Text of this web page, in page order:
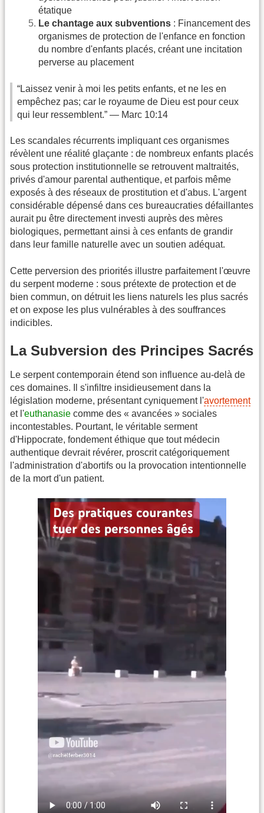
étatique
Le chantage aux subventions : Financement des
organismes de protection de l'enfance en fonction
du nombre d'enfants placés, créant une incitation
perverse au placement
“Laissez venir à moi les petits enfants, et ne les en
empêchez pas; car le royaume de Dieu est pour ceux
qui leur ressemblent.” — Marc 10:14
Les scandales récurrents impliquant ces organismes
révèlent une réalité glaçante : de nombreux enfants placés
sous protection institutionnelle se retrouvent maltraités,
privés d'amour parental authentique, et parfois même
exposés à des réseaux de prostitution et d'abus. L'argent
considérable dépensé dans ces bureaucraties défaillantes
aurait pu être directement investi auprès des mères
biologiques, permettant ainsi à ces enfants de grandir
dans leur famille naturelle avec un soutien adéquat.
Cette perversion des priorités illustre parfaitement l'œuvre
du serpent moderne : sous prétexte de protection et de
bien commun, on détruit les liens naturels les plus sacrés
et on expose les plus vulnérables à des souffrances
indicibles.
La Subversion des Principes Sacrés
Le serpent contemporain étend son influence au-delà de
ces domaines. Il s'infiltre insidieusement dans la
législation moderne, présentant cyniquement l'avortement
et l'euthanasie comme des « avancées » sociales
incontestables. Pourtant, le véritable serment
d'Hippocrate, fondement éthique que tout médecin
authentique devrait révérer, proscrit catégoriquement
l'administration d'abortifs ou la provocation intentionnelle
de la mort d'un patient.